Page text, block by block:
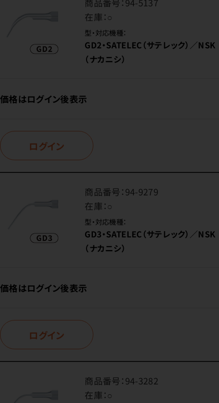
在庫：○
型・対応機種：
GD2・SATELEC（サテレック）／NSK
（ナカニシ）
価格はログイン後表示
ログイン
商品番号：94-9279
在庫：○
型・対応機種：
GD3・SATELEC（サテレック）／NSK
（ナカニシ）
価格はログイン後表示
ログイン
商品番号：94-3282
在庫：○